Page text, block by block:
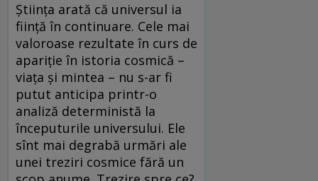
Știința arată că universul ia
ființă în continuare. Cele mai
valoroase rezultate în curs de
apariție în istoria cosmică –
viața și mintea – nu s-ar fi
putut anticipa printr-o
analiză deterministă la
începuturile universului. Ele
sînt mai degrabă urmări ale
unei treziri cosmice fără un